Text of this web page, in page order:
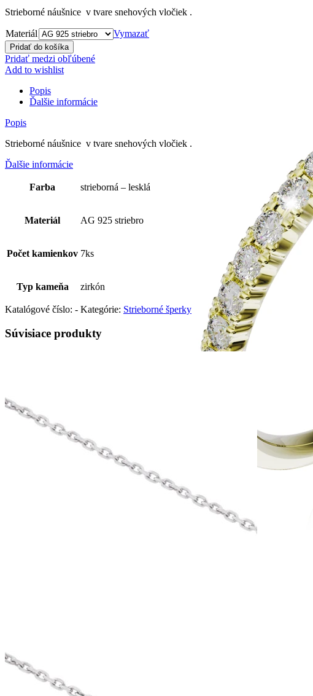
Strieborné náušnice v tvare snehových vločiek .
Materiál Vymazať
Pridať do košíka
Pridať medzi obľúbené
Add to wishlist
Popis
Ďalšie informácie
Popis
Strieborné náušnice v tvare snehových vločiek .
Ďalšie informácie
Farba strieborná – lesklá
Materiál AG 925 striebro
Počet kamienkov 7ks
Typ kameňa zirkón
Katalógové číslo: - Kategórie: Strieborné šperky
Súvisiace produkty